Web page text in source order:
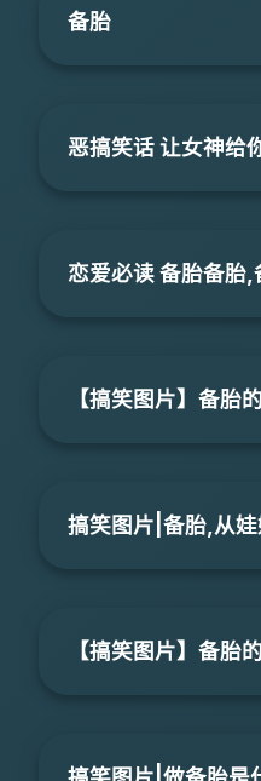
备胎
恶搞笑话 让女神给
恋爱必读 备胎备胎
【搞笑图片】备胎
搞笑图片|备胎,从
【搞笑图片】备胎